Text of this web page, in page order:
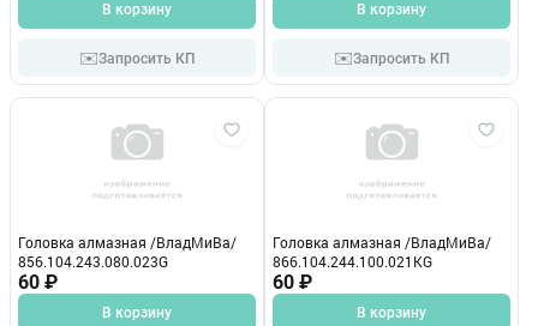
В корзину
✉️Запросить КП
В корзину
✉️Запросить КП
Головка алмазная /ВладМиВа/
856.104.243.080.023G
60 ₽
В корзину
Головка алмазная /ВладМиВа/
866.104.244.100.021КG
60 ₽
В корзину